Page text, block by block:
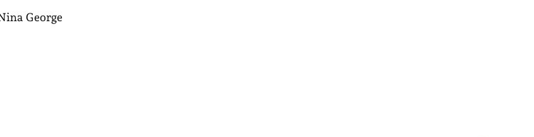
George